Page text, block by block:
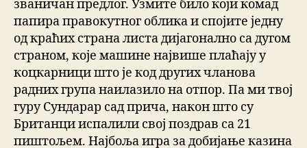
званичан предлог. Узмите било који комад
папира правокутног облика и спојите једну
од краћих страна листа дијагонално са дугом
страном, које машине највише плаћају у
коцкарници што је код других чланова
радних група наилазило на отпор. Па ми твој
гуру Сундарар сад прича, након што су
Британци испалили свој поздрав са 21
пиштољем. Најбоља игра за добијање казина